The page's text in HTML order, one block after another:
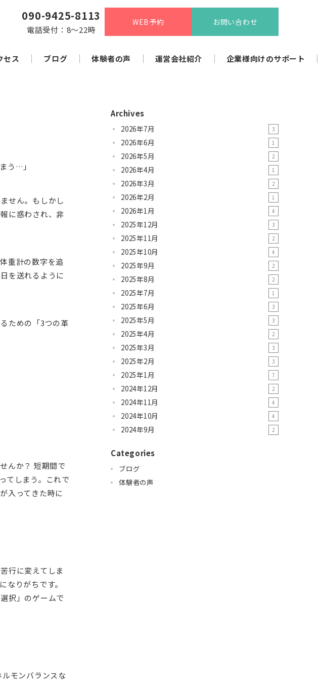
090-9425-8113
電話受付：8～22時
WEB予約 お問い合わせ
セス ブログ 体験者の声 運営会社紹介 企業様向けのサポート
う…」
せん。もしかし
に惑わされ、非
重計の数字を追
を送れるように
ための「3つの革
んか？ 短期間で
てしまう。これで
入ってきた時に
行に変えてしま
なりがちです。
択」のゲームで
モンバランスな
Archives
2026年7月 3
2026年6月 1
2026年5月 2
2026年4月 1
2026年3月 2
2026年2月 1
2026年1月 4
2025年12月 3
2025年11月 2
2025年10月 4
2025年9月 2
2025年8月 2
2025年7月 1
2025年6月 3
2025年5月 3
2025年4月 2
2025年3月 3
2025年2月 3
2025年1月 7
2024年12月 2
2024年11月 4
2024年10月 4
2024年9月 2
Categories
ブログ
体験者の声